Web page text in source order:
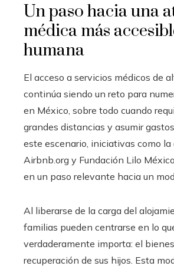
Un paso hacia una
médica más
humana
El acceso a servicios médicos de
continúa siendo un reto para
en México, sobre todo cuando
grandes distancias y asumir
este escenario, iniciativas como la
Airbnb.org y Fundación Lilo
en un paso relevante hacia un
Al liberarse de la carga del
familias pueden centrarse en lo
verdaderamente importa: el
recuperación de sus hijos. Esta